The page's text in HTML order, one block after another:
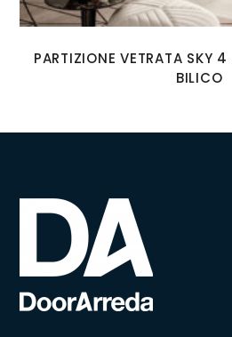
PARTIZIONE VETRATA SKY 4
BILICO